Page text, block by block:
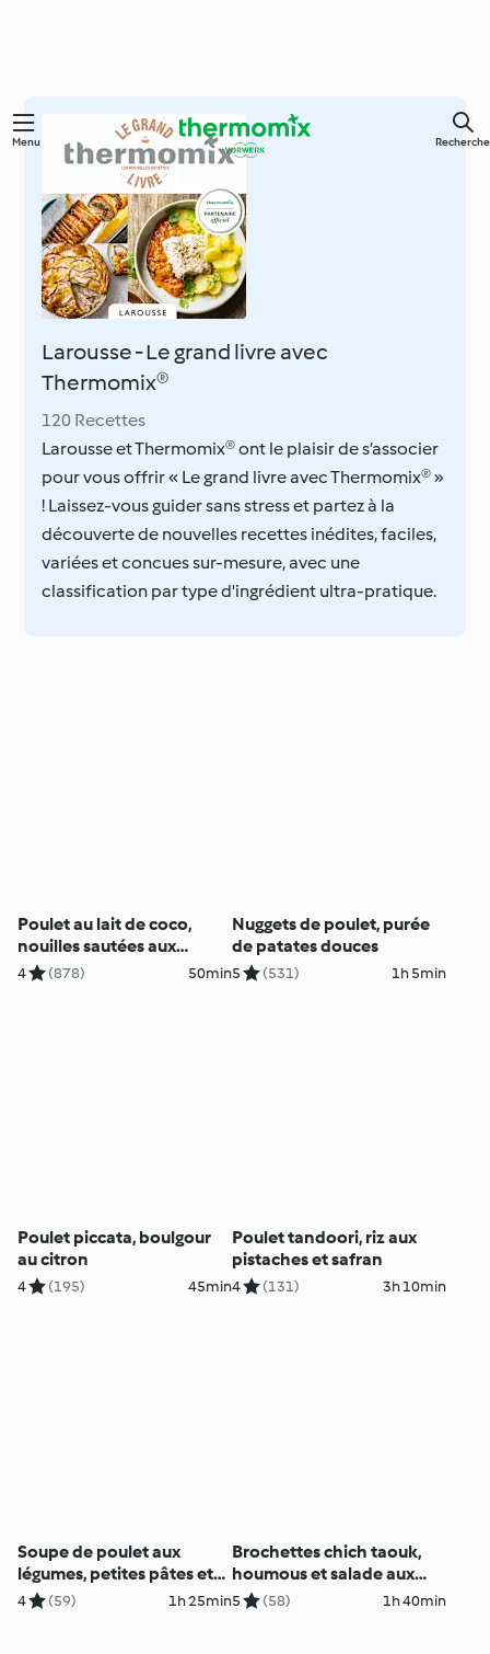
Skip
content
Menu Recherche
Larousse - Le grand livre avec
Thermomix®
120 Recettes
Larousse et Thermomix® ont le plaisir de s’associer
pour vous offrir « Le grand livre avec Thermomix® »
! Laissez-vous guider sans stress et partez à la
découverte de nouvelles recettes inédites, faciles,
variées et concues sur-mesure, avec une
classification par type d'ingrédient ultra-pratique.
Poulet au lait de coco,
nouilles sautées aux
légumes
4 (878) 50min
Nuggets de poulet, purée
de patates douces
5 (531) 1h 5min
Poulet piccata, boulgour
au citron
4 (195) 45min
Poulet tandoori, riz aux
pistaches et safran
4 (131) 3h 10min
Soupe de poulet aux
légumes, petites pâtes et
parmesan
4 (59) 1h 25min
Brochettes chich taouk,
houmous et salade aux
graines
5 (58) 1h 40min